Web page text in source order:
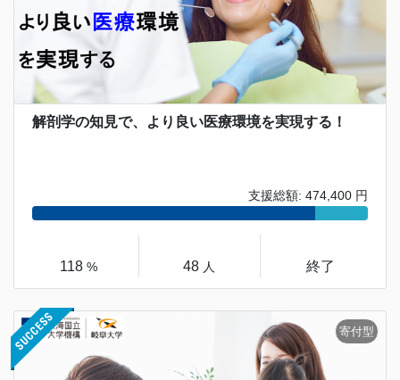
解剖学の知見で、より良い医療環境を実現する！
支援総額: 474,400 円
118% 48 人 終了